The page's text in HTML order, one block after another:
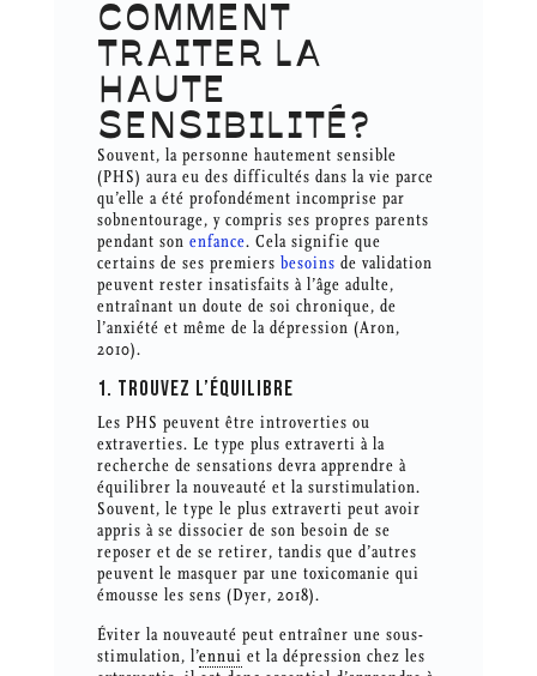
COMMENT
TRAITER LA
HAUTE
SENSIBILITÉ?
Souvent, la personne hautement sensible
(PHS) aura eu des difficultés dans la vie parce
qu’elle a été profondément incomprise par
sobnentourage, y compris ses propres parents
pendant son enfance. Cela signifie que
certains de ses premiers besoins de validation
peuvent rester insatisfaits à l’âge adulte,
entraînant un doute de soi chronique, de
l’anxiété et même de la dépression (Aron,
2010).
1. TROUVEZ L’ÉQUILIBRE
Les PHS peuvent être introverties ou
extraverties. Le type plus extraverti à la
recherche de sensations devra apprendre à
équilibrer la nouveauté et la surstimulation.
Souvent, le type le plus extraverti peut avoir
appris à se dissocier de son besoin de se
reposer et de se retirer, tandis que d’autres
peuvent le masquer par une toxicomanie qui
émousse les sens (Dyer, 2018).
Éviter la nouveauté peut entraîner une sous-
stimulation, l’ennui et la dépression chez les